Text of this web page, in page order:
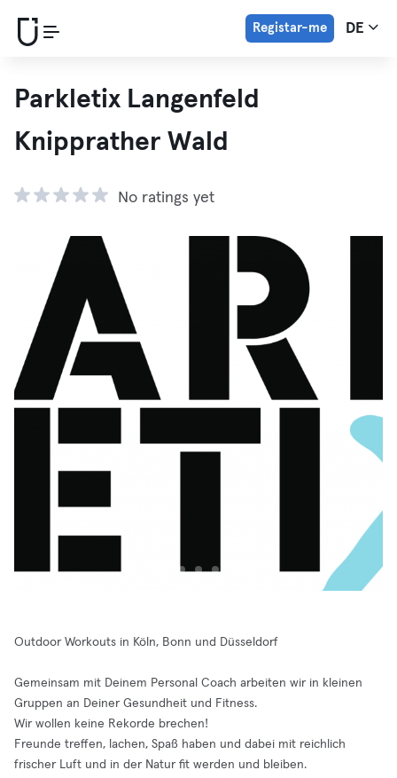
Registar-me DE
Parkletix Langenfeld
Knipprather Wald
No ratings yet
Outdoor Workouts in Köln, Bonn und Düsseldorf
Gemeinsam mit Deinem Personal Coach arbeiten wir in kleinen
Gruppen an Deiner Gesundheit und Fitness.
Wir wollen keine Rekorde brechen!
Freunde treffen, lachen, Spaß haben und dabei mit reichlich
frischer Luft und in der Natur fit werden und bleiben.